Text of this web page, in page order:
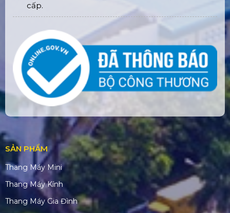
cấp.
SẢN PHẨM
Thang Máy Mini
Thang Máy Kính
Thang Máy Gia Đình